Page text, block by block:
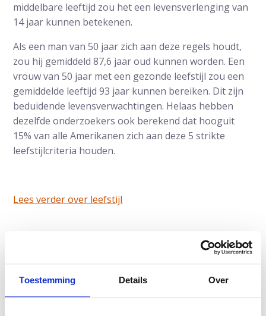
Toestemming Details Over
middelbare leeftijd zou het een levensverlenging van
14 jaar kunnen betekenen.
Als een man van 50 jaar zich aan deze regels houdt,
zou hij gemiddeld 87,6 jaar oud kunnen worden. Een
vrouw van 50 jaar met een gezonde leefstijl zou een
gemiddelde leeftijd 93 jaar kunnen bereiken. Dit zijn
beduidende levensverwachtingen. Helaas hebben
dezelfde onderzoekers ook berekend dat hooguit
15% van alle Amerikanen zich aan deze 5 strikte
leefstijlcriteria houden.
Lees verder over leefstijl